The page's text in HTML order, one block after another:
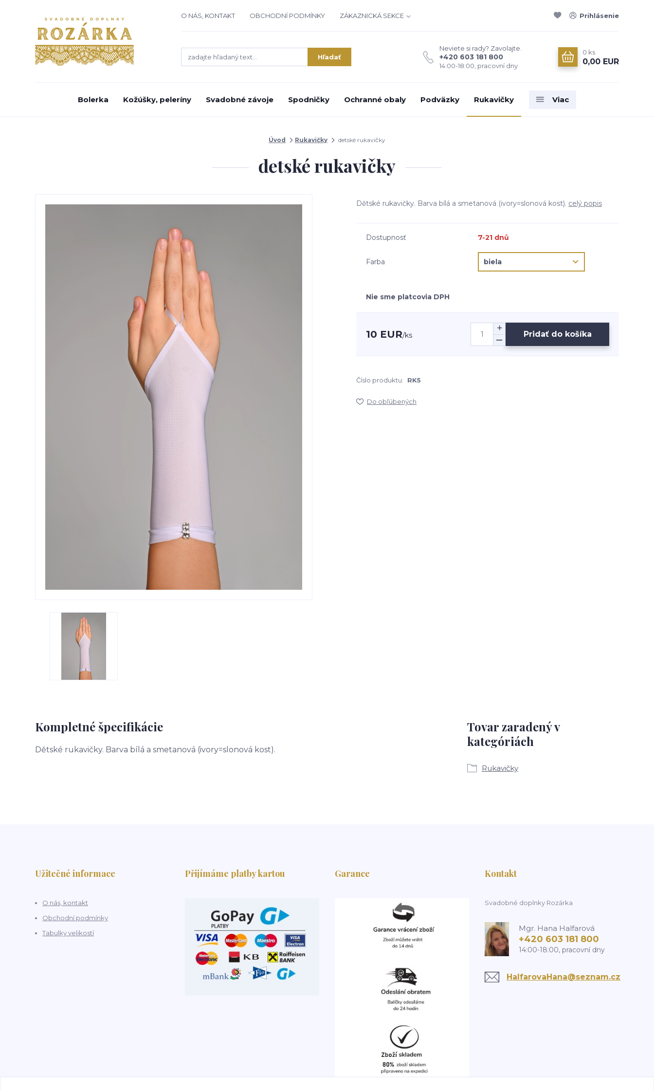
O NÁS, KONTAKT OBCHODNÍ PODMÍNKY ZÁKAZNICKÁ SEKCE Prihlásenie
Hľadať
Neviete si rady? Zavolajte.
+420 603 181 800
14:00-18:00, pracovní dny
0 ks
0,00 EUR
Bolerka Kožúšky, peleríny Svadobné závoje Spodničky Ochranné obaly Podväzky Rukavičky Viac
Úvod Rukavičky detské rukavičky
detské rukavičky
Dětské rukavičky. Barva bílá a smetanová (ivory=slonová kost). celý popis
Dostupnosť 7-21 dnů
Farba
Nie sme platcovia DPH
10 EUR/ks Pridať do košíka
Číslo produktu: RK5
Do obľúbených
Kompletné špecifikácie
Dětské rukavičky. Barva bílá a smetanová (ivory=slonová kost).
Tovar zaradený v
kategóriách
Rukavičky
Užitečné informace
O nás, kontakt
Obchodní podmínky
Tabulky velikostí
Přijímáme platby kartou Garance Kontakt
Svadobné doplnky Rozárka
Mgr. Hana Halfarová
+420 603 181 800
14:00-18:00, pracovní dny
HalfarovaHana@seznam.cz